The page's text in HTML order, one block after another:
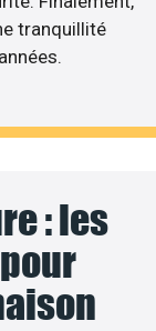
tranquillité
: les